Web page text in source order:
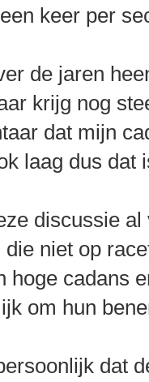
keer per
de jaren
krijg nog
dat mijn
laag dus dat
discussie
die niet op
hoge cadans
om hun
dat